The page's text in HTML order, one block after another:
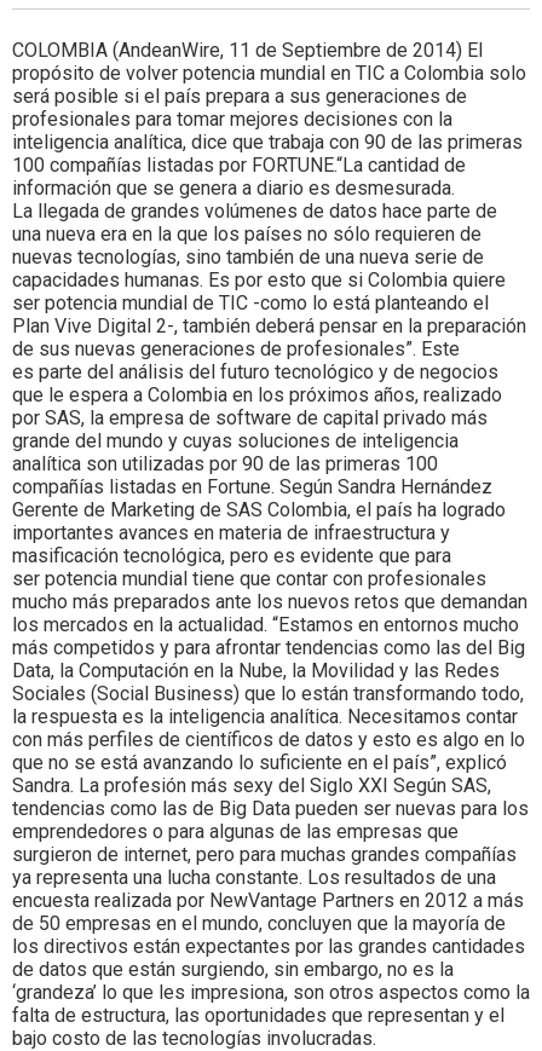
COLOMBIA (AndeanWire, 11 de Septiembre de 2014) El
propósito de volver potencia mundial en TIC a Colombia solo
será posible si el país prepara a sus generaciones de
profesionales para tomar mejores decisiones con la
inteligencia analítica, dice que trabaja con 90 de las primeras
100 compañías listadas por FORTUNE.“La cantidad de
información que se genera a diario es desmesurada.
La llegada de grandes volúmenes de datos hace parte de
una nueva era en la que los países no sólo requieren de
nuevas tecnologías, sino también de una nueva serie de
capacidades humanas. Es por esto que si Colombia quiere
ser potencia mundial de TIC -como lo está planteando el
Plan Vive Digital 2-, también deberá pensar en la preparación
de sus nuevas generaciones de profesionales”. Este
es parte del análisis del futuro tecnológico y de negocios
que le espera a Colombia en los próximos años, realizado
por SAS, la empresa de software de capital privado más
grande del mundo y cuyas soluciones de inteligencia
analítica son utilizadas por 90 de las primeras 100
compañías listadas en Fortune. Según Sandra Hernández
Gerente de Marketing de SAS Colombia, el país ha logrado
importantes avances en materia de infraestructura y
masificación tecnológica, pero es evidente que para
ser potencia mundial tiene que contar con profesionales
mucho más preparados ante los nuevos retos que demandan
los mercados en la actualidad. “Estamos en entornos mucho
más competidos y para afrontar tendencias como las del Big
Data, la Computación en la Nube, la Movilidad y las Redes
Sociales (Social Business) que lo están transformando todo,
la respuesta es la inteligencia analítica. Necesitamos contar
con más perfiles de científicos de datos y esto es algo en lo
que no se está avanzando lo suficiente en el país”, explicó
Sandra. La profesión más sexy del Siglo XXI Según SAS,
tendencias como las de Big Data pueden ser nuevas para los
emprendedores o para algunas de las empresas que
surgieron de internet, pero para muchas grandes compañías
ya representa una lucha constante. Los resultados de una
encuesta realizada por NewVantage Partners en 2012 a más
de 50 empresas en el mundo, concluyen que la mayoría de
los directivos están expectantes por las grandes cantidades
de datos que están surgiendo, sin embargo, no es la
‘grandeza’ lo que les impresiona, son otros aspectos como la
falta de estructura, las oportunidades que representan y el
bajo costo de las tecnologías involucradas.